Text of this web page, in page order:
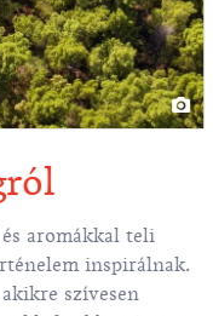
aromákkal teli
inspirálnak.
szívesen